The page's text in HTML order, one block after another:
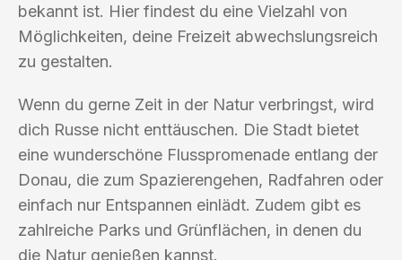
bekannt ist. Hier findest du eine Vielzahl von
Möglichkeiten, deine Freizeit abwechslungsreich
zu gestalten.
Wenn du gerne Zeit in der Natur verbringst, wird
dich Russe nicht enttäuschen. Die Stadt bietet
eine wunderschöne Flusspromenade entlang der
Donau, die zum Spazierengehen, Radfahren oder
einfach nur Entspannen einlädt. Zudem gibt es
zahlreiche Parks und Grünflächen, in denen du
die Natur genießen kannst.